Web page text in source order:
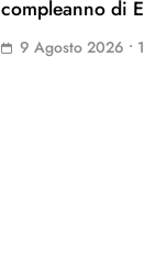
compleanno di
9 Agosto 2026 •